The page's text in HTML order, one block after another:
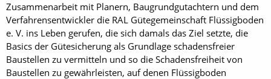
Zusammenarbeit mit Planern, Baugrundgutachtern und dem
Verfahrensentwickler die RAL Gütegemeinschaft Flüssigboden
e. V. ins Leben gerufen, die sich damals das Ziel setzte, die
Basics der Gütesicherung als Grundlage schadensfreier
Baustellen zu vermitteln und so die Schadensfreiheit von
Baustellen zu gewährleisten, auf denen Flüssigboden